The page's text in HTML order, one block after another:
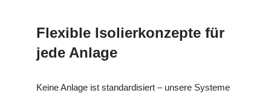
Flexible Isolierkonzepte für
jede Anlage
Keine Anlage ist standardisiert – unsere Systeme